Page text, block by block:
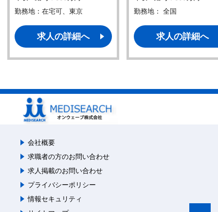
勤務地：在宅可、東京
求人の詳細へ
勤務地： 全国
求人の詳細へ
会社概要
求職者の方のお問い合わせ
求人掲載のお問い合わせ
プライバシーポリシー
情報セキュリティ